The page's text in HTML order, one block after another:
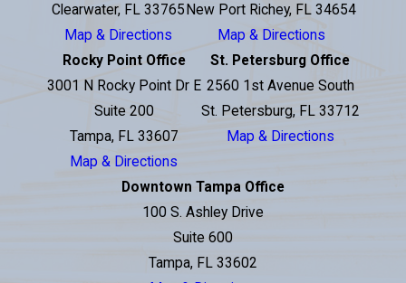
Clearwater, FL 33765
Map & Directions
New Port Richey, FL 34654
Map & Directions
Rocky Point Office
3001 N Rocky Point Dr E
Suite 200
Tampa, FL 33607
Map & Directions
St. Petersburg Office
2560 1st Avenue South
St. Petersburg, FL 33712
Map & Directions
Downtown Tampa Office
100 S. Ashley Drive
Suite 600
Tampa, FL 33602